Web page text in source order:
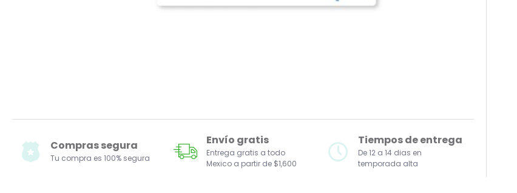
Compras segura
Tu compra es 100% segura
Envío gratis
Entrega gratis a todo
Mexico a partir de $1,600
Tiempos de entrega
De 12 a 14 dias en
temporada alta